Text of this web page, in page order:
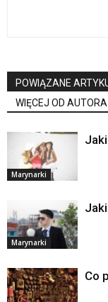
POWIĄZANE
WIĘCEJ OD AUTORA
Marynarki
Marynarki
Co